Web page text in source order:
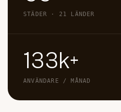
STÄDER · 21 LÄNDER
133k+
ANVÄNDARE / MÅNAD